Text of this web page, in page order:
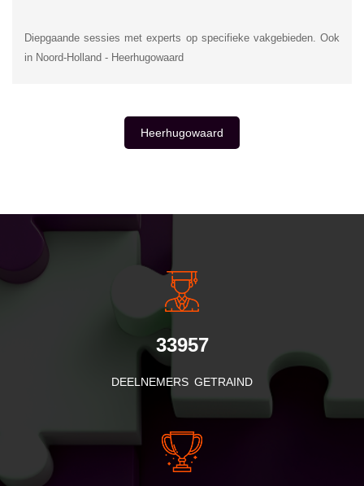
Diepgaande sessies met experts op specifieke vakgebieden. Ook
in Noord-Holland - Heerhugowaard
Heerhugowaard
INSIDE INFORMATIE
33957
DEELNEMERS GETRAIND